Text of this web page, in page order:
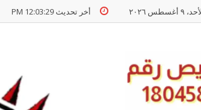
٩ أغسطس ٢٠٢٦ أخر تحديث 12:03:29 PM